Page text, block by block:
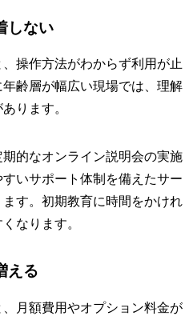
しない
操作方法がわからず利用が止
齢層が幅広い現場では、理解
ります。
的なオンライン説明会の実施
いサポート体制を備えたサー
す。初期教育に時間をかけれ
なります。
える
月額費用やオプション料金が